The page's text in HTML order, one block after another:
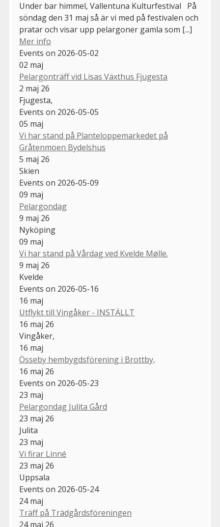
Under bar himmel, Vallentuna Kulturfestival På
söndag den 31 maj så är vi med på festivalen och
pratar och visar upp pelargoner gamla som [...]
Mer info
Events on 2026-05-02
02 maj
Pelargonträff vid Lisas Växthus Fjugesta
2 maj 26
Fjugesta,
Events on 2026-05-05
05 maj
Vi har stand på Planteloppemarkedet på
Gråtenmoen Bydelshus
5 maj 26
Skien
Events on 2026-05-09
09 maj
Pelargondag
9 maj 26
Nyköping
09 maj
Vi har stand på Vårdag ved Kvelde Mølle.
9 maj 26
Kvelde
Events on 2026-05-16
16 maj
Utflykt till Vingåker - INSTÄLLT
16 maj 26
Vingåker,
16 maj
Össeby hembygdsförening i Brottby,
16 maj 26
Events on 2026-05-23
23 maj
Pelargondag Julita Gård
23 maj 26
Julita
23 maj
Vi firar Linné
23 maj 26
Uppsala
Events on 2026-05-24
24 maj
Träff på Trädgårdsföreningen
24 maj 26